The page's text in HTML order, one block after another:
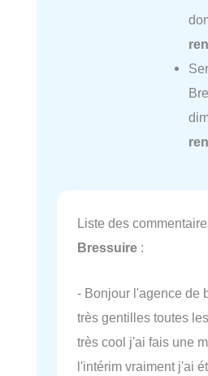
Liste des
Bressuire :
- Bonjour l'agence de
très gentilles toutes
très cool j'ai fais une
l'intérim vraiment j'ai